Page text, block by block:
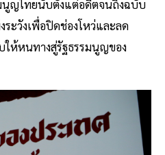
นูญไทยนับตั้งแต่อดีตจนถึงฉบับ
ะวังเพื่อปิดช่องโหว่และลด
ให้หนทางสู่รัฐธรรมนูญของ